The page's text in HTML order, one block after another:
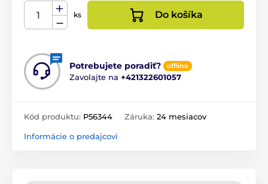
ks Do košíka
Potrebujete poradiť? offline
Zavolajte na +421322601057
Kód produktu: P56344 Záruka: 24 mesiacov
Informácie o predajcovi